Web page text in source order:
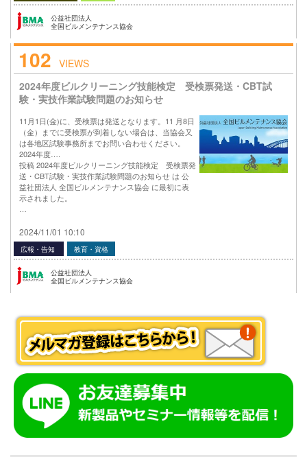
公益社団法人
全国ビルメンテナンス協会
102 VIEWS
2024年度ビルクリーニング技能検定 受検票発送・CBT試
験・実技作業試験問題のお知らせ
11月1日(金)に、受検票は発送となります。11 月8日
（金）までに受検票が到着しない場合は、当協会又
は各地区試験事務所までお問い合わせください。
2024年度….
投稿 2024年度ビルクリーニング技能検定 受検票発
送・CBT試験・実技作業試験問題のお知らせ は 公
益社団法人 全国ビルメンテナンス協会 に最初に表
示されました。
2024/11/01 10:10
広報・告知 教育・資格
公益社団法人
全国ビルメンテナンス協会